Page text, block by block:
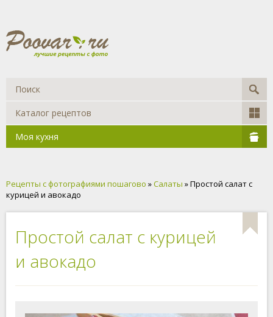
Каталог рецептов
Моя кухня
Рецепты с фотографиями пошагово »Салаты » Простой салат с
курицей и авокадо
Простой салат с курицей
и авокадо